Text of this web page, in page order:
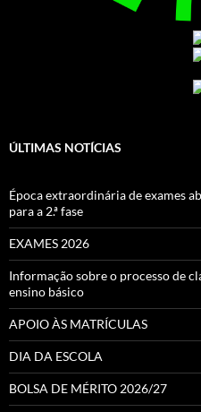
ÚLTIMAS NOTÍCIAS
Época extraordinária de exames
para a 2.ª fase
EXAMES 2026
Informação sobre o processo de
ensino básico
APOIO ÀS MATRÍCULAS
DIA DA ESCOLA
BOLSA DE MÉRITO 2026/27